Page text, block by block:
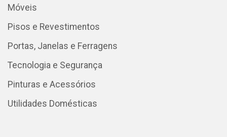
Móveis
Pisos e Revestimentos
Portas, Janelas e Ferragens
Tecnologia e Segurança
Pinturas e Acessórios
Utilidades Domésticas